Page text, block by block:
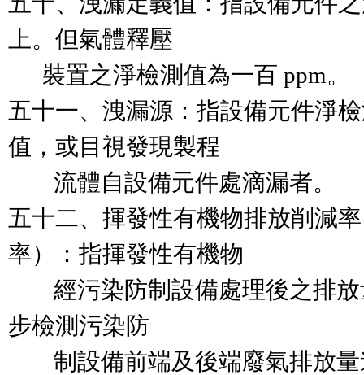
上。但氣體釋壓
裝置之淨檢測值為一百 ppm。
五十一、洩漏源：指設備元件淨
值，或目視發現製程
流體自設備元件處滴漏者。
五十二、揮發性有機物排放削減
率）：指揮發性有機物
經污染防制設備處理後之排放
步檢測污染防
制設備前端及後端廢氣排放量